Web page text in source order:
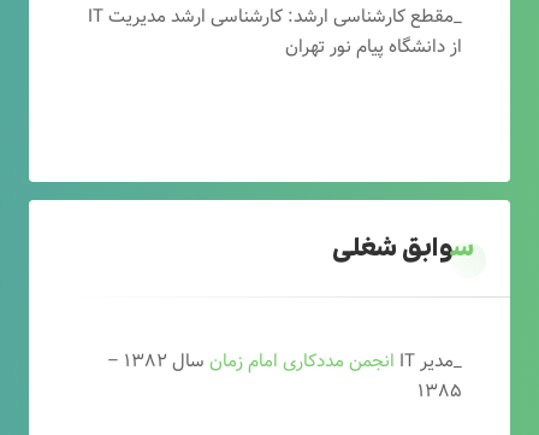
_مقطع کارشناسی ارشد: کارشناسی ارشد مدیریت IT
از دانشگاه پیام نور تهران
سوابق شغلی
_مدیر IT انجمن مددکاری امام زمان
سال ۱۳۸۲ –
۱۳۸۵